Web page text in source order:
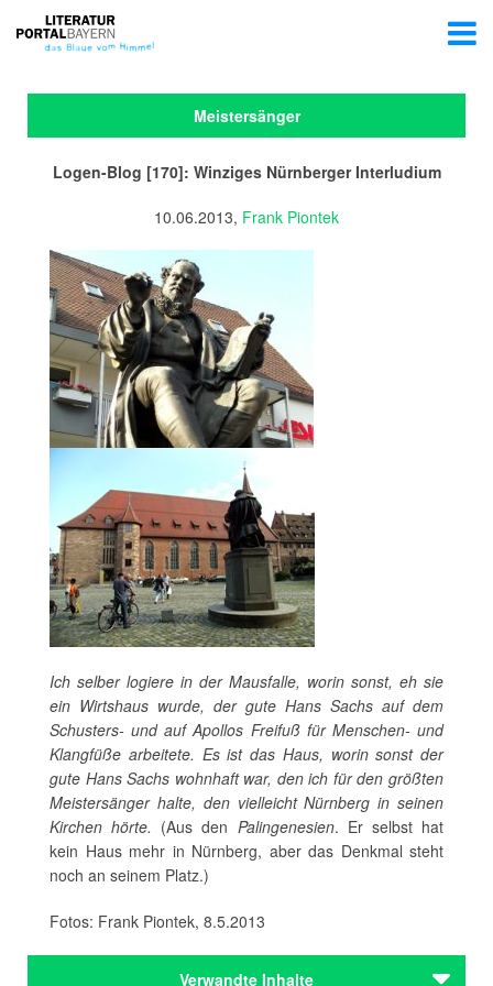
Meistersänger
Logen-Blog [170]: Winziges Nürnberger Interludium
10.06.2013, Frank Piontek
Ich selber logiere in der Mausfalle, worin sonst, eh sie
ein Wirtshaus wurde, der gute Hans Sachs auf dem
Schusters- und auf Apollos Freifuß für Menschen- und
Klangfüße arbeitete. Es ist das Haus, worin sonst der
gute Hans Sachs wohnhaft war, den ich für den größten
Meistersänger halte, den vielleicht Nürnberg in seinen
Kirchen hörte. (Aus den Palingenesien. Er selbst hat
kein Haus mehr in Nürnberg, aber das Denkmal steht
noch an seinem Platz.)
Fotos: Frank Piontek, 8.5.2013
Verwandte Inhalte